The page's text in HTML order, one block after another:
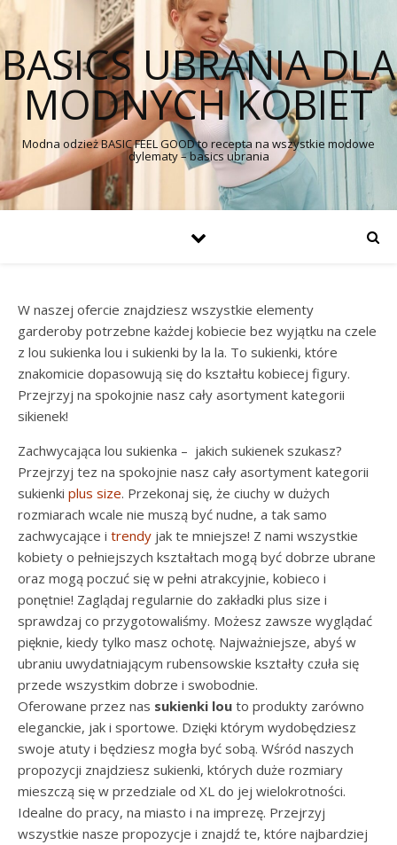
BASICS UBRANIA DLA
MODNYCH KOBIET
Modna odzież BASIC FEEL GOOD to recepta na wszystkie modowe
dylematy – basics ubrania
W naszej ofercie znajdziesz wszystkie elementy
garderoby potrzebne każdej kobiecie bez wyjątku na czele
z lou sukienka lou i sukienki by la la. To sukienki, które
znakomicie dopasowują się do kształtu kobiecej figury.
Przejrzyj na spokojnie nasz cały asortyment kategorii
sikienek!
Zachwycająca lou sukienka – jakich sukienek szukasz?
Przejrzyj tez na spokojnie nasz cały asortyment kategorii
sukienki plus size. Przekonaj się, że ciuchy w dużych
rozmiarach wcale nie muszą być nudne, a tak samo
zachwycające i trendy jak te mniejsze! Z nami wszystkie
kobiety o pełniejszych kształtach mogą być dobrze ubrane
oraz mogą poczuć się w pełni atrakcyjnie, kobieco i
ponętnie! Zaglądaj regularnie do zakładki plus size i
sprawdzaj co przygotowaliśmy. Możesz zawsze wyglądać
pięknie, kiedy tylko masz ochotę. Najważniejsze, abyś w
ubraniu uwydatniającym rubensowskie kształty czuła się
przede wszystkim dobrze i swobodnie.
Oferowane przez nas sukienki lou to produkty zarówno
eleganckie, jak i sportowe. Dzięki którym wydobędziesz
swoje atuty i będziesz mogła być sobą. Wśród naszych
propozycji znajdziesz sukienki, których duże rozmiary
mieszczą się w przedziale od XL do jej wielokrotności.
Idealne do pracy, na miasto i na imprezę. Przejrzyj
wszystkie nasze propozycje i znajdź te, które najbardziej